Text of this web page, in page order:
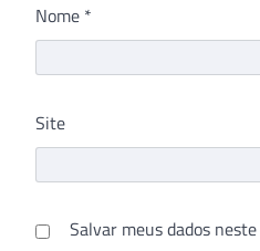
Nome *
Site
Salvar meus dados